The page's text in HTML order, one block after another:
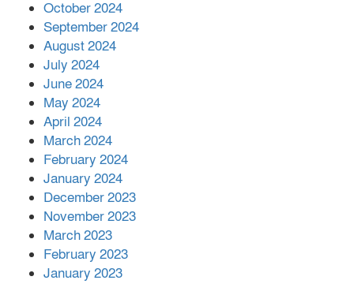
সহায়তা দিলেন সাচিং প্রু জেরী
October 2024
September 2024
August 2024
July 2024
June 2024
May 2024
April 2024
March 2024
February 2024
January 2024
December 2023
November 2023
March 2023
February 2023
January 2023